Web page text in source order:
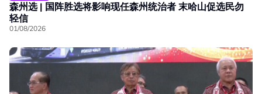
森州选 | 国阵胜选将影响现任森州统治者 末哈山促选民勿
轻信
01/08/2026